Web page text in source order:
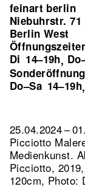
feinart berlin
Niebuhrstr. 71
Berlin West
Di 14–19h,
Do–Sa 14–19h,
25.04.2024 –
Picciotto
Medienkunst.
Picciotto,
120cm, Photo: